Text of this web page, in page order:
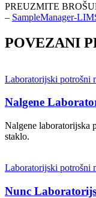
PREUZMITE
– SampleManager-
POVEZANI
Laboratorijski potrošni
Nalgene
Nalgene laboratorijska
staklo.
Laboratorijski potrošni
Nunc